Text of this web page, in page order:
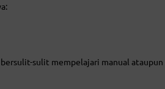
sulit mempelajari manual ataupun